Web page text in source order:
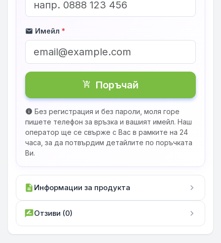
mail Имейл *
shopping_cart_checkout Поръчай
info Без регистрация и без пароли, моля горе
пишете телефон за връзка и вашият имейл. Наш
оператор ще се свърже с Вас в рамките на 24
часа, за да потвърдим детайлите по поръчката
Ви.
description Информации за продукта chevron_right
rate_reviewОтзиви (0) chevron_right